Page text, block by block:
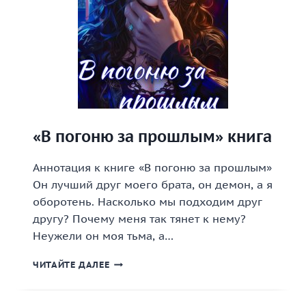
«В погоню за прошлым» книга
Аннотация к книге «В погоню за прошлым»
Он лучший друг моего брата, он демон, а я
оборотень. Насколько мы подходим друг
другу? Почему меня так тянет к нему?
Неужели он моя тьма, а…
ЧИТАЙТЕ ДАЛЕЕ «В